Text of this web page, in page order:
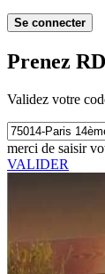
Se connecter
Prenez
Validez votre
merci de saisir
VALIDER